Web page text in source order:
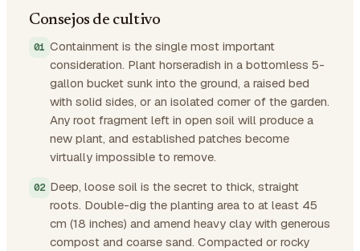
Consejos de cultivo
Containment is the single most important
consideration. Plant horseradish in a bottomless 5-
gallon bucket sunk into the ground, a raised bed
with solid sides, or an isolated corner of the garden.
Any root fragment left in open soil will produce a
new plant, and established patches become
virtually impossible to remove.
Deep, loose soil is the secret to thick, straight
roots. Double-dig the planting area to at least 45
cm (18 inches) and amend heavy clay with generous
compost and coarse sand. Compacted or rocky